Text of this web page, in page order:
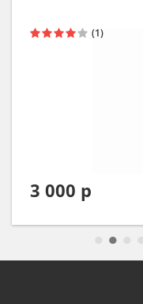
3 000 р